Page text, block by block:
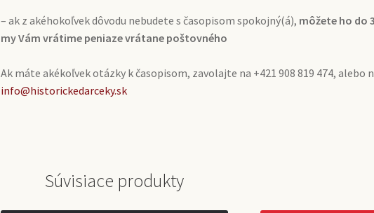
– ak z akéhokoľvek dôvodu nebudete s časopisom spokojný(á), môžete ho do
my Vám vrátime peniaze vrátane poštovného
Ak máte akékoľvek otázky k časopisom, zavolajte na +421 908 819 474, alebo
info@historickedarceky.sk
Súvisiace produkty